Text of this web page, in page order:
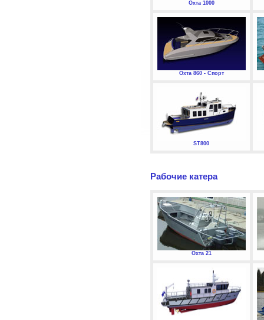
Охта 1000
Охта 860 - Спорт
ST800
Рабочие катера
Охта 21